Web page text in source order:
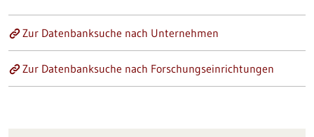
Zur Datenbanksuche nach Unternehmen
Zur Datenbanksuche nach Forschungseinrichtungen